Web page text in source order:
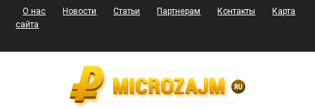
О нас Новости Статьи Партнерам Контакты
Карта
сайта